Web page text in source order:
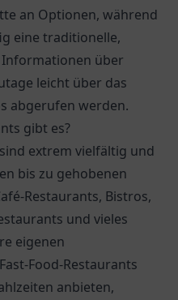
an Optionen, während
eine traditionelle,
über
leicht über das
abgerufen werden.
gibt es?
extrem vielfältig und
bis zu gehobenen
Restaurants, Bistros,
und vieles
eigenen
Food-Restaurants
anbieten,